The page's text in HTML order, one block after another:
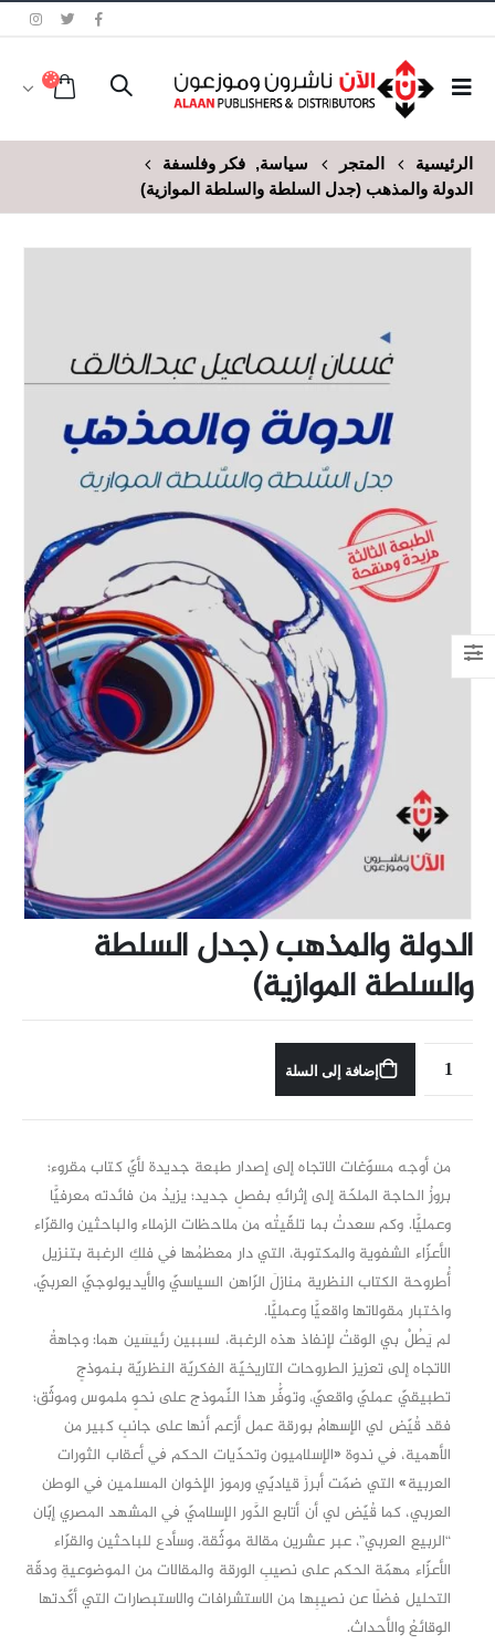
الرئيسية المتجر سياسة, فكر وفلسفة
الدولة والمذهب (جدل السلطة والسلطة الموازية)
الدولة والمذهب (جدل السلطة
والسلطة الموازية)
إضافة إلى السلة
من أوجه مسوّغات الاتجاه إلى إصدار طبعة جديدة لأيّ كتاب مقروء؛
بروزُ الحاجة الملحّة إلى إثرائهِ بفصلٍ جديد؛ يزيدُ من فائدته معرفيًّا
وعمليًّا. وكم سعدتُ بما تلقّيتُه من ملاحظات الزملاء والباحثين والقرّاء
الأعزّاء الشفوية والمكتوبة، التي دار معظمُها ﰲ فلكِ الرغبة بتنزيل
أُطروحة الكتاب النظرية منازلَ الرّاهن السياسيّ والأيديولوجيّ العربيّ،
واختبار مقولاتها واقعيًّا وعمليًّا.
لم يَطُلْ بي الوقتُ لإنفاذ هذه الرغبة، لسببين رئيسَين هما: وجاهةُ
الاتجاه إلى تعزيز الطروحات التاريخيّة الفكريّة النظريّة بنموذجٍ
تطبيقيّ عمليّ واقعيّ، وتوفُّر هذا النّموذج على نحوٍ ملموس وموثّق؛
فقد قُيّض لي الإسهامُ بورقة عمل أزعم أنها على جانبٍ كبير من
الأهمية، ﰲ ندوة «الإسلاميون وتحدّيات الحكم ﰲ أعقاب الثورات
العربية» التي ضمّت أبرزَ قياديّي ورموز الإخوان المسلمين ﰲ الوطن
العربي، كما قُيّض لي أن أتابع الدَّور الإسلاميّ ﰲ المشهد المصري إبّان
“الربيع العربي”، عبر عشرين مقالة موثّقة. وسأدع للباحثين والقرّاء
الأعزّاء مهمّة الحكم على نصيبِ الورقة والمقالات من الموضوعيةِ ودقّة
التحليل فضلًا عن نصيبِها من الاستشرافات والاستبصارات التي أكّدتها
الوقائعُ والأحداث.